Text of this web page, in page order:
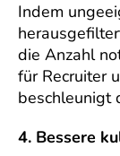
Indem
die Anzahl
für Recruiter
beschleunigt
4. Bessere